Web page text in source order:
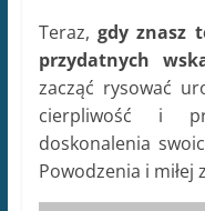
Teraz, gdy znasz
przydatnych
zacząć rysować
cierpliwość i
doskonalenia
Powodzenia i miłej